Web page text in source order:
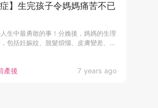
產後 7 years ago
症】生完孩子令媽媽痛苦不已
生中最勇敢的事！分娩後，媽媽的生理
包括妊娠紋、脫髮煩惱、皮膚變差、